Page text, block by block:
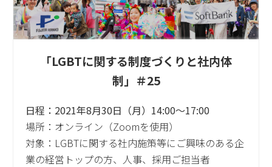
「LGBTに関する制度づくりと社内体
制」＃25
日程：2021年8月30日（月）14:00～17:00
場所：オンライン（Zoomを使用）
対象：LGBTに関する社内施策等にご興味のある企
業の経営トップの方、人事、採用ご担当者